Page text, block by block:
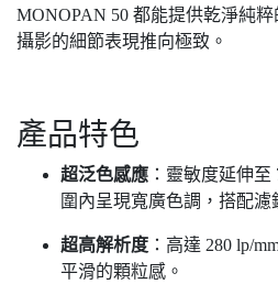
MONOPAN 50 都能提供乾淨純
攝影的細節表現推向極致。
產品特色
超泛色感應 ：靈敏度延伸
圍內呈現寬廣色調，搭配濾
超高解析度 ：高達 280 lp/
平滑的顆粒感。